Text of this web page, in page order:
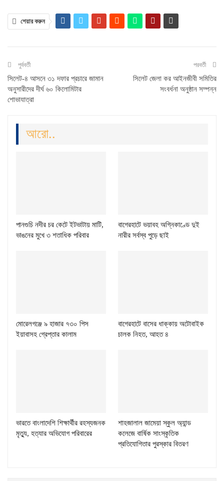
শেয়ার করুন
পুর্ববর্তী
সিলেট-৪ আসনে ৩১ দফার প্রচারে জামান
অনুসারীদের দীর্ঘ ৬০ কিলোমিটার
শোভাযাত্রা
পরবর্তী
সিলেট জেলা কর আইনজীবী সমিতির
সংবর্ধনা অনুষ্ঠান সম্পন্ন
আরো..
পানগুচি নদীর চর কেটে ইটভাটায় মাটি,
ভাঙনের মুখে ৩ শতাধিক পরিবার
বাগেরহাটে ভয়াবহ অগ্নিকাণ্ডে দুই
নারীর সর্বস্ব পুড়ে ছাই
মোরেলগঞ্জে ৯ হাজার ৭৩০ পিস
ইয়াবাসহ গ্রেপ্তার কালাম
বাগেরহাটে বাসের ধাক্কায় অটোবাইক
চালক নিহত, আহত ৪
ভারতে বাংলাদেশি শিক্ষার্থীর রহস্যজনক
মৃত্যু, হত্যার অভিযোগ পরিবারের
শাহজালাল জামেয়া স্কুল অ্যান্ড
কলেজে বার্ষিক সাংস্কৃতিক
প্রতিযোগিতার পুরস্কার বিতরণ